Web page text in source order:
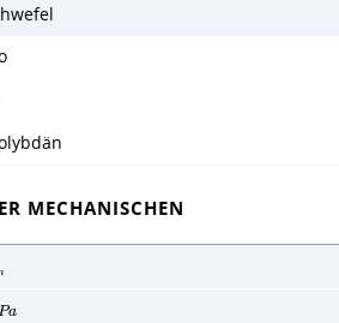
MECHANISCHEN
a